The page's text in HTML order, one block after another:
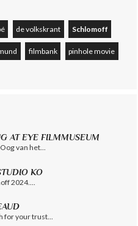
de volkskrant Schlomoff
filmbank pinhole movie
AT EYE FILMMUSEUM
van het...
KO
2024....
for your trust...